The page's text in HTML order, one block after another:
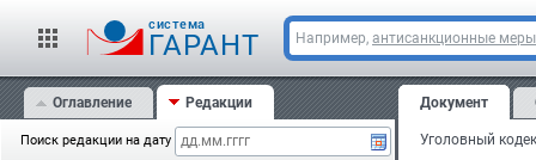
cистема
ГАРАНТ Например, антисанкционные меры
Оглавление Редакции
Поиск редакции на дату
N 71-Ф3 от 17.04.2017
164
с 15.04.2017
с изм. N 60-Ф3 от 03.04.2017
163
с 30.03.2017
с изм. N 491-Ф3 от 28.12.2016
Документ